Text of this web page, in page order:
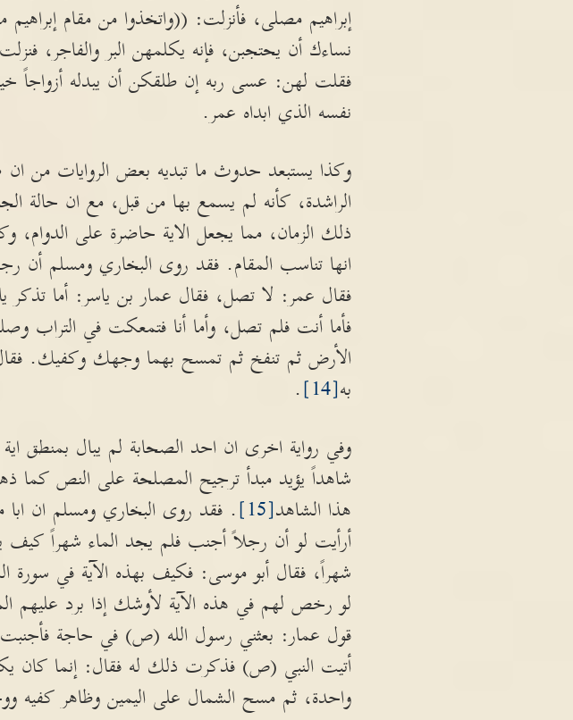
إبراهيم مصلى، فأنزلت: ((واتخذوا من مقام
نساءك أن يحتجبن، فإنه يكلمهن البر والفاجر،
فقلت لهن: عسى ربه إن طلقكن أن يبدله أزواجاً
نفسه الذي ابداه عمر.
وكذا يستبعد حدوث ما تبديه بعض الروايات من ان
الراشدة، كأنه لم يسمع بها من قبل، مع ان حالة
ذلك الزمان، مما يجعل الاية حاضرة على الدوام،
انها تناسب المقام. فقد روى البخاري ومسلم أن
فقال عمر: لا تصل، فقال عمار بن ياسر: أما تذكر يا
فأما أنت فلم تصل، وأما أنا فتمعكت في
الأرض ثم تنفخ ثم تمسح بهما وجهك وكفيك.
به[14]
.
وفي رواية اخرى ان احد الصحابة لم يبال بمنطق اية
شاهداً يؤيد مبدأ ترجيح المصلحة على النص كما
هذا الشاهد[15]
. فقد روى البخاري ومسلم ان
أرأيت لو أن رجلاً أجنب فلم يجد الماء شهراً كيف
شهراً، فقال أبو موسى: فكيف بهذه الآية في سورة
لو رخص لهم في هذه الآية لأوشك إذا برد عليهم
قول عمار: بعثني رسول الله (ص) في حاجة فأجنبت
أتيت النبي (ص) فذكرت ذلك له فقال: إنما كان
واحدة، ثم مسح الشمال على اليمين وظاهر كفيه